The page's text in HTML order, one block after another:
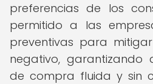
preferencias de los
permitido a las
preventivas para
negativo, garantizando
de compra fluida y sin